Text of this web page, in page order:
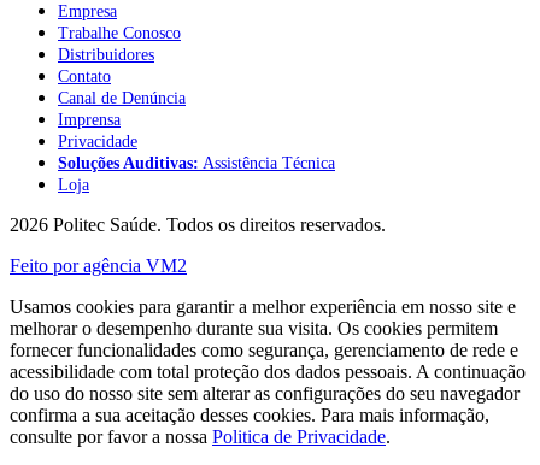
Empresa
Trabalhe Conosco
Distribuidores
Contato
Canal de Denúncia
Imprensa
Privacidade
Soluções Auditivas: Assistência Técnica
Loja
2026 Politec Saúde. Todos os direitos reservados.
Feito por agência VM2
Usamos cookies para garantir a melhor experiência em nosso site e
melhorar o desempenho durante sua visita. Os cookies permitem
fornecer funcionalidades como segurança, gerenciamento de rede e
acessibilidade com total proteção dos dados pessoais. A continuação
do uso do nosso site sem alterar as configurações do seu navegador
confirma a sua aceitação desses cookies. Para mais informação,
consulte por favor a nossa Politica de Privacidade.